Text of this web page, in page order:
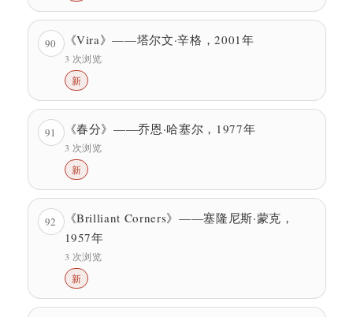
90 《Vira》——塔尔文·辛格，2001年
3 次浏览
新
91 《春分》——乔恩·哈塞尔，1977年
3 次浏览
新
92
《Brilliant Corners》——塞隆尼斯·蒙克，
1957年
3 次浏览
新